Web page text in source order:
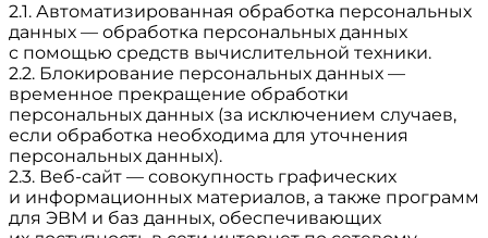
2.1. Автоматизированная обработка персональных
данных — обработка персональных данных
с помощью средств вычислительной техники.
2.2. Блокирование персональных данных —
временное прекращение обработки
персональных данных (за исключением случаев,
если обработка необходима для уточнения
персональных данных).
2.3. Веб-сайт — совокупность графических
и информационных материалов, а также программ
для ЭВМ и баз данных, обеспечивающих